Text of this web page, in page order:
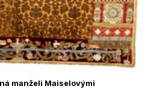
manželi Maiselovými